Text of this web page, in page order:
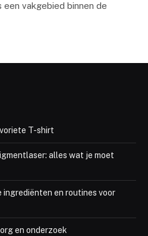
vakgebied binnen de
T-shirt
alles wat je moet
ingrediënten en routines voor
en onderzoek